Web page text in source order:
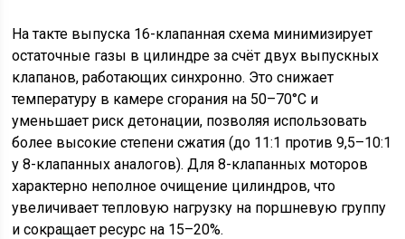
На такте выпуска 16-клапанная схема минимизирует
остаточные газы в цилиндре за счёт двух выпускных
клапанов, работающих синхронно. Это снижает
температуру в камере сгорания на 50–70°C и
уменьшает риск детонации, позволяя использовать
более высокие степени сжатия (до 11:1 против 9,5–10:1
у 8-клапанных аналогов). Для 8-клапанных моторов
характерно неполное очищение цилиндров, что
увеличивает тепловую нагрузку на поршневую группу
и сокращает ресурс на 15–20%.